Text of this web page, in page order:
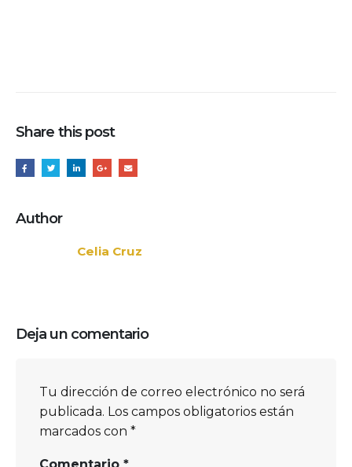
Share this post
Author
Celia Cruz
Deja un comentario
Tu dirección de correo electrónico no será
publicada. Los campos obligatorios están
marcados con *
Comentario *